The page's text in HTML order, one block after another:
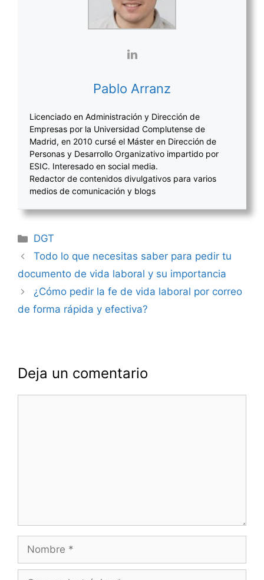
Pablo Arranz
Licenciado en Administración y Dirección de
Empresas por la Universidad Complutense de
Madrid, en 2010 cursé el Máster en Dirección de
Personas y Desarrollo Organizativo impartido por
ESIC. Interesado en social media.
Redactor de contenidos divulgativos para varios
medios de comunicación y blogs
Categorías
DGT
Navegación
de
Todo lo que necesitas saber para pedir tu
documento de vida laboral y su importancia
¿Cómo pedir la fe de vida laboral por correo
de forma rápida y efectiva?
Deja un comentario
Nombre
Correo